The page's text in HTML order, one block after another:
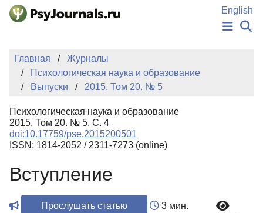
Перейти к основному содержанию
English
НОВОСТИ
ИЗДАНИЯ
АВТОРЫ
БАЗА ЗНАНИЙ
КЛЮЧЕВЫЕ СЛОВА
Регистрация
Главная
Журналы
Психологическая наука и образование
Выпуски
2015. Том 20. № 5
Психологическая наука и образование
2015. Том 20. № 5. С. 4
doi:10.17759/pse.2015200501
ISSN: 1814-2052 / 2311-7273 (online)
Вступление
Прослушать статью
3 мин.